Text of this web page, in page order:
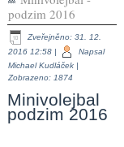
podzim 2016
Zveřejněno: 31. 12.
2016 12:58 |
Napsal
Michael Kudláček |
Zobrazeno: 1874
Minivolejbal
podzim 2016